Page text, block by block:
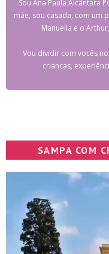
Sou Ana Paula Alcântara
mãe, sou casada, com um
Manuella e o
Vou dividir com vocês
crianças,
SAMPA COM